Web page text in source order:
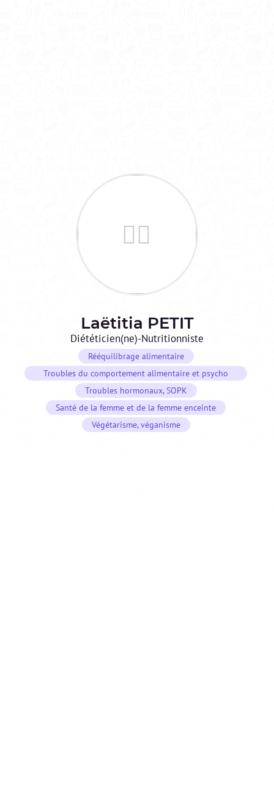
Laëtitia PETIT
Diététicien(ne)-Nutritionniste
Rééquilibrage alimentaire
Troubles du comportement alimentaire et psycho
nutrition
Troubles hormonaux, SOPK
Santé de la femme et de la femme enceinte
Végétarisme, véganisme